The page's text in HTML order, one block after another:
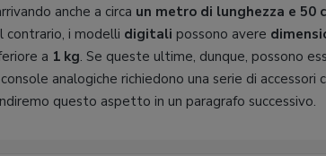
anche a circa un metro di lunghezza e 50
contrario, i modelli digitali possono avere
a 1 kg. Se queste ultime, dunque, possono
analogiche richiedono una serie di
questo aspetto in un paragrafo successivo.